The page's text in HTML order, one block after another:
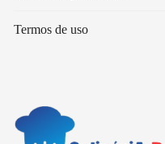
Termos de uso